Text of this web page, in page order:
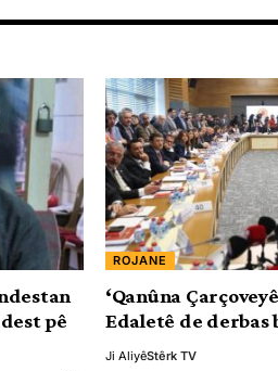
pê
ROJANE
‘Qanûna
Edaletê de derbas
Ji AliyêStêrk TV